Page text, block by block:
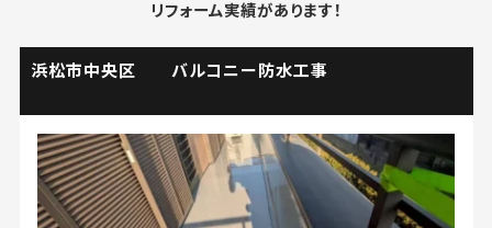
リフォーム実績があります！
掛川市 流し台水栓取替工事